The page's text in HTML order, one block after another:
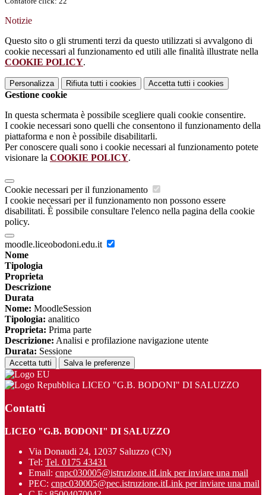
Notizie
Questo sito o gli strumenti terzi da questo utilizzati si avvalgono di
cookie necessari al funzionamento ed utili alle finalità illustrate nella
COOKIE POLICY.
Personalizza Rifiuta tutti i cookies Accetta tutti i cookies
Gestione cookie
In questa schermata è possibile scegliere quali cookie consentire.
I cookie necessari sono quelli che consentono il funzionamento della
piattaforma e non è possibile disabilitarli.
Per conoscere quali sono i cookie necessari al funzionamento potete
visionare la COOKIE POLICY.
Cookie necessari per il funzionamento
I cookie necessari per il funzionamento non possono essere
disabilitati. È possibile consultare l'elenco nella pagina della cookie
policy.
moodle.liceobodoni.edu.it
Nome
Tipologia
Proprieta
Descrizione
Durata
Nome: MoodleSession
Tipologia: analitico
Proprieta: Prima parte
Descrizione: Analisi e profilazione navigazione utente
Durata: Sessione
Accetta tutti Salva le preferenze
LICEO "G.B. BODONI" DI SALUZZO
Contatti
LICEO "G.B. BODONI" DI SALUZZO
Via Donaudi 24, 12037 Saluzzo (CN)
Tel: Tel. 0175 43431
Email: cnpc030005@istruzione.itLink per inviare una mail
PEC: cnpc030005@pec.istruzione.itLink per inviare una mail